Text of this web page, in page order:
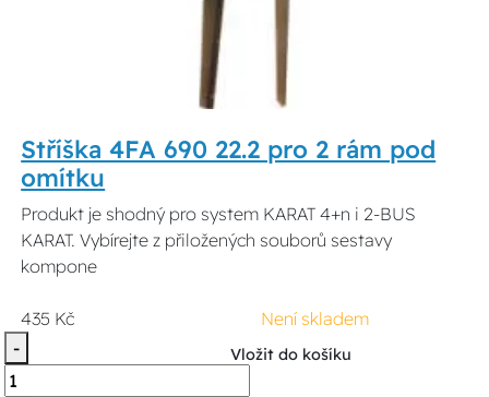
Stříška 4FA 690 22.2 pro 2 rám pod
omítku
Produkt je shodný pro system KARAT 4+n i 2-BUS
KARAT. Vybírejte z přiložených souborů sestavy
kompone
435 Kč
Není skladem
-
Vložit do košíku